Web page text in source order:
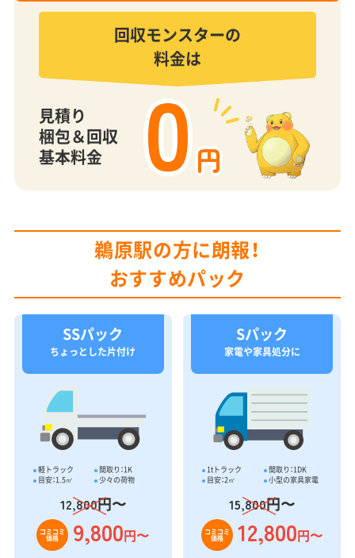
回収モンスターの
料金は
見積り
梱包＆回収
基本料金
0円
鵜原駅の方に朗報！
おすすめパック
SSパック
ちょっとした片付け
軽トラック
間取り：1K
目安：1.5㎥
少々の荷物
12,800円〜
コミコミ
価格 9,800円〜
Sパック
家電や家具処分に
1tトラック
間取り：1DK
目安：2㎥
小型の家具家電
15,800円〜
コミコミ
価格 12,800円〜